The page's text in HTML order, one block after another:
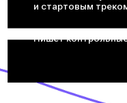
и стартовым
Пишет